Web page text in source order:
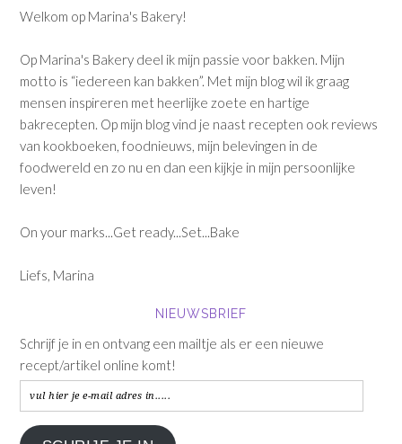
Welkom op Marina's Bakery!
Op Marina's Bakery deel ik mijn passie voor bakken. Mijn
motto is “iedereen kan bakken”. Met mijn blog wil ik graag
mensen inspireren met heerlijke zoete en hartige
bakrecepten. Op mijn blog vind je naast recepten ook reviews
van kookboeken, foodnieuws, mijn belevingen in de
foodwereld en zo nu en dan een kijkje in mijn persoonlijke
leven!
On your marks...Get ready...Set...Bake
Liefs, Marina
NIEUWSBRIEF
Schrijf je in en ontvang een mailtje als er een nieuwe
recept/artikel online komt!
vul
hier
je